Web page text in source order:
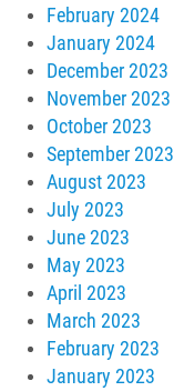
February 2024
January 2024
December 2023
November 2023
October 2023
September 2023
August 2023
July 2023
June 2023
May 2023
April 2023
March 2023
February 2023
January 2023